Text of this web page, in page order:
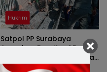
Hukrim
Satpol PP Surabaya
Amankan Dua Kursi Besi
Berlogo Pemkot dari Lapak
Barang Bekas